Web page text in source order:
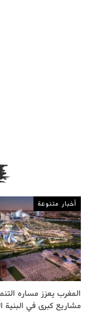
أخبار متنوعة
المغرب يعزز مساره
مشاريع كبرى في البنية